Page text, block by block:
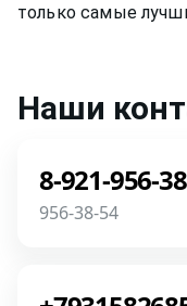
только самые
Наши
8-921-956-
956-38-54